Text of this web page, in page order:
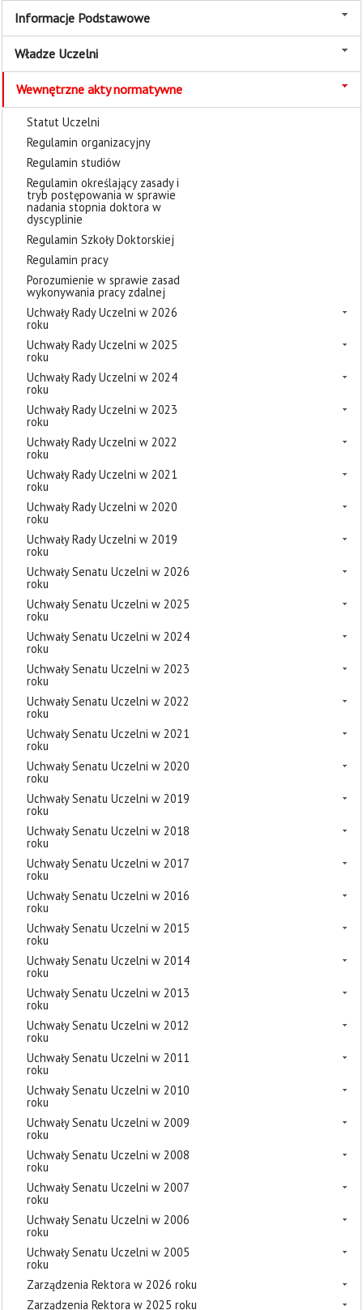
Informacje Podstawowe
Władze Uczelni
Wewnętrzne akty normatywne
Statut Uczelni
Regulamin organizacyjny
Regulamin studiów
Regulamin określający zasady i
tryb postępowania w sprawie
nadania stopnia doktora w
dyscyplinie
Regulamin Szkoły Doktorskiej
Regulamin pracy
Porozumienie w sprawie zasad
wykonywania pracy zdalnej
Uchwały Rady Uczelni w 2026
roku
Uchwały Rady Uczelni w 2025
roku
Uchwały Rady Uczelni w 2024
roku
Uchwały Rady Uczelni w 2023
roku
Uchwały Rady Uczelni w 2022
roku
Uchwały Rady Uczelni w 2021
roku
Uchwały Rady Uczelni w 2020
roku
Uchwały Rady Uczelni w 2019
roku
Uchwały Senatu Uczelni w 2026
roku
Uchwały Senatu Uczelni w 2025
roku
Uchwały Senatu Uczelni w 2024
roku
Uchwały Senatu Uczelni w 2023
roku
Uchwały Senatu Uczelni w 2022
roku
Uchwały Senatu Uczelni w 2021
roku
Uchwały Senatu Uczelni w 2020
roku
Uchwały Senatu Uczelni w 2019
roku
Uchwały Senatu Uczelni w 2018
roku
Uchwały Senatu Uczelni w 2017
roku
Uchwały Senatu Uczelni w 2016
roku
Uchwały Senatu Uczelni w 2015
roku
Uchwały Senatu Uczelni w 2014
roku
Uchwały Senatu Uczelni w 2013
roku
Uchwały Senatu Uczelni w 2012
roku
Uchwały Senatu Uczelni w 2011
roku
Uchwały Senatu Uczelni w 2010
roku
Uchwały Senatu Uczelni w 2009
roku
Uchwały Senatu Uczelni w 2008
roku
Uchwały Senatu Uczelni w 2007
roku
Uchwały Senatu Uczelni w 2006
roku
Uchwały Senatu Uczelni w 2005
roku
Zarządzenia Rektora w 2026 roku
Zarządzenia Rektora w 2025 roku